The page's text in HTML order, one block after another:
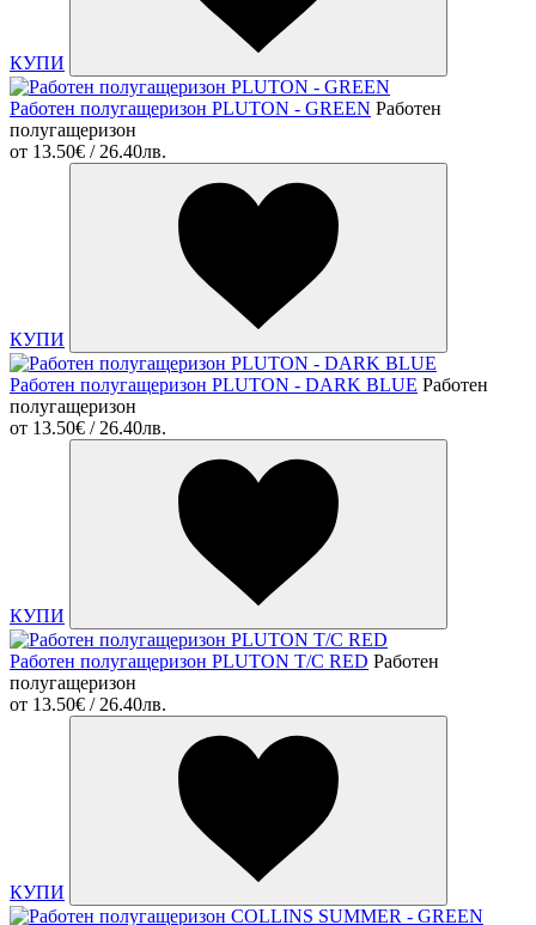
КУПИ
Работен полугащеризон PLUTON - GREEN Работен
полугащеризон
от 13.50€ / 26.40лв.
КУПИ
Работен полугащеризон PLUTON - DARK BLUE Работен
полугащеризон
от 13.50€ / 26.40лв.
КУПИ
Работен полугащеризон PLUTON T/C RED Работен
полугащеризон
от 13.50€ / 26.40лв.
КУПИ